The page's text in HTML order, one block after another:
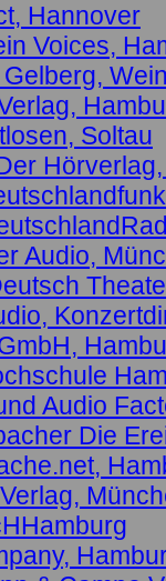
Hannover
Voices,
Gelberg,
Soltau
Audio,
Audio
Die